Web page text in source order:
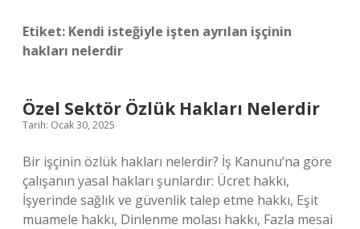
Etiket: Kendi isteğiyle işten ayrılan işçinin
hakları nelerdir
Özel Sektör Özlük Hakları Nelerdir
Tarih: Ocak 30, 2025
Bir işçinin özlük hakları nelerdir? İş Kanunu’na göre
çalışanın yasal hakları şunlardır: Ücret hakkı,
İşyerinde sağlık ve güvenlik talep etme hakkı, Eşit
muamele hakkı, Dinlenme molası hakkı, Fazla mesai